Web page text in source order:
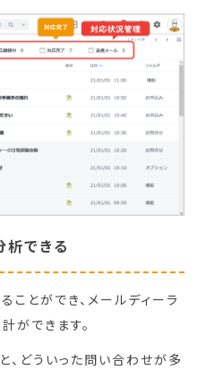
できる
とができ、メールディーラ
ができます。
、どういった問い合わせが多